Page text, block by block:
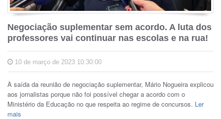
Negociação suplementar sem acordo. A luta dos
professores vai continuar nas escolas e na rua!
10 de março de 2023 10:30:00
À saída da reunião de negociação suplementar, Mário Nogueira explicou
aos jornalistas porque não foi possível chegar a acordo com o
Ministério da Educação no que respeita ao regime de concursos. Ler
mais